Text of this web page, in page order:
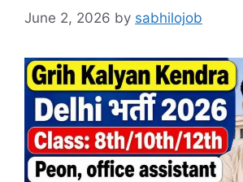
June 2, 2026 by sabhilojob